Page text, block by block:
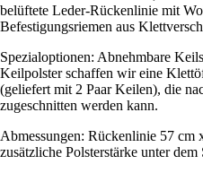
belüftete Leder-Rückenlinie mit
Befestigungsriemen aus
Spezialoptionen: Abnehmbare
Keilpolster schaffen wir eine
(geliefert mit 2 Paar Keilen), die
zugeschnitten werden kann.
Abmessungen: Rückenlinie 57
zusätzliche Polsterstärke unter dem